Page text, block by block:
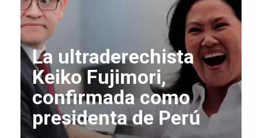
La ultraderechista
Keiko Fujimori,
confirmada como
presidenta de Perú